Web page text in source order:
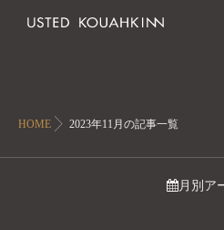
HOME 2023年11月の記事一覧
月別ア